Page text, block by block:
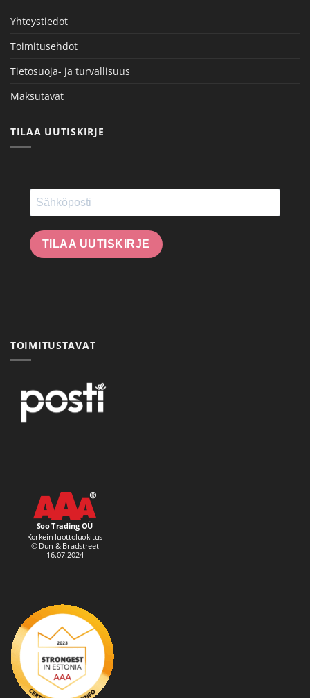
Yhteystiedot
Toimitusehdot
Tietosuoja- ja turvallisuus
Maksutavat
TILAA UUTISKIRJE
TILAA UUTISKIRJE
TOIMITUSTAVAT